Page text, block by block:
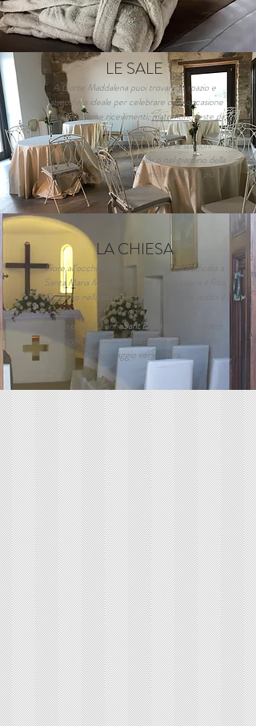
LE SALE
A Corte Maddalena puoi trovare lo spazio e
l'atmosfera ideale per celebrare ogni occasione
speciale, come ricevimenti,matrimoni,feste di
laurea.
Piccoli e grandi eventi in tutte le stagioni
dell'anno organizzati nelle sale o nel giardino della
struttura per soddisfare anche gli ospiti più
esigenti.
LA CHIESA
Fiore all'occhiello la piccola chiesetta dedicata a
Santa Maria Maddalena dove potrai vivere il Rito
Religioso nella più intima atmosfera che scalda il
cuore.
Dopo oltre 30 anniSant'Efisio
omaggio alla dimora facendone tappa del suo
pellegrinaggio verso Nora.